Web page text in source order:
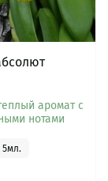
аромат с
нотами
5мл.